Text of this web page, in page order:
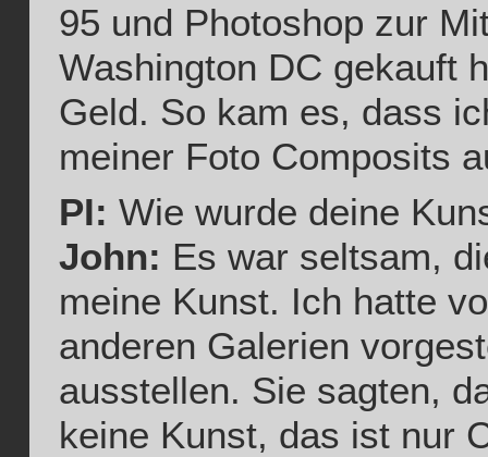
95 und Photoshop zur
Washington DC gekauft
Geld. So kam es, dass
meiner Foto Composits
PI: Wie wurde deine
John: Es war seltsam,
meine Kunst. Ich hatte
anderen Galerien
ausstellen. Sie sagten,
keine Kunst, das ist nur